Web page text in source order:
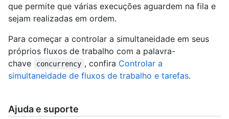
que permite que várias execuções aguardem na fila e
sejam realizadas em ordem.
Para começar a controlar a simultaneidade em seus
próprios fluxos de trabalho com a palavra-
chave
concurrency , confira Controlar a
simultaneidade de fluxos de trabalho e tarefas.
Ajuda e suporte